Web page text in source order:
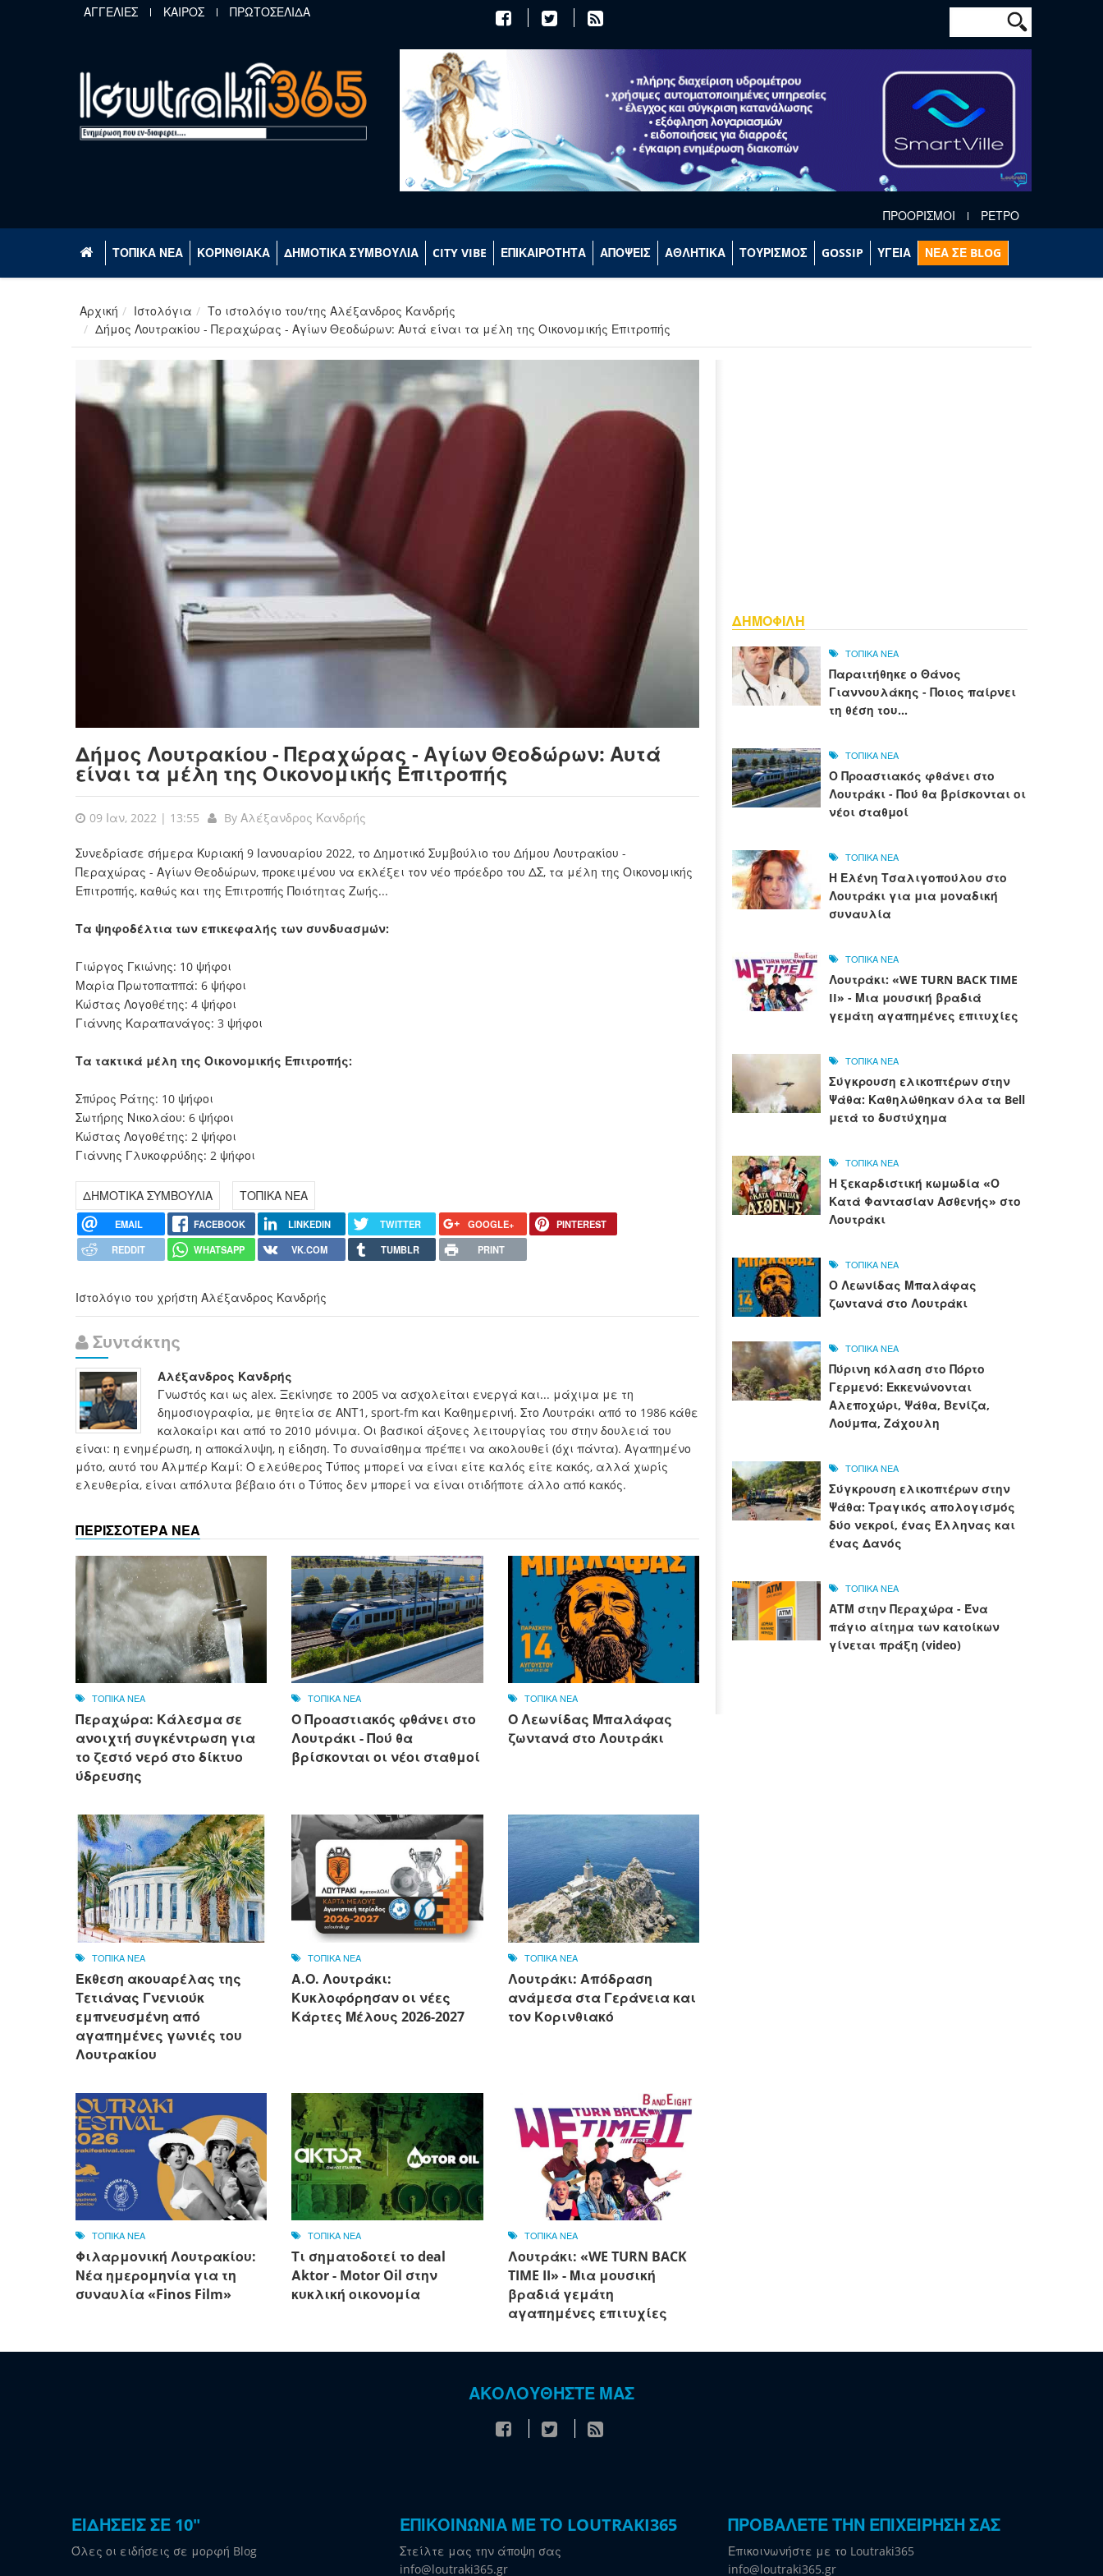
Παράκαμψη προς το κυρίως περιεχόμενο
ΑΓΓΕΛΙΕΣ ΚΑΙΡΟΣ ΠΡΩΤΟΣΕΛΙΔΑ Φόρμα
Αναζήτηση
ΠΡΟΟΡΙΣΜΟΙ ΡΕΤΡΟ
ΤΟΠΙΚΑ ΝΕΑ ΚΟΡΙΝΘΙΑΚΑ ΔΗΜΟΤΙΚΑ ΣΥΜΒΟΥΛΙΑ CITY VIBE ΕΠΙΚΑΙΡΟΤΗΤΑ ΑΠΟΨΕΙΣ ΑΘΛΗΤΙΚΑ ΤΟΥΡΙΣΜΟΣ GOSSIP ΥΓΕΙΑ ΝΕΑ ΣΕ BLOG
Αρχική Ιστολόγια
Το ιστολόγιο του/της Αλέξανδρος Κανδρής
Δήμος Λουτρακίου - Περαχώρας - Αγίων Θεοδώρων: Αυτά είναι τα μέλη της Οικονομικής Επιτροπής
Δήμος Λουτρακίου - Περαχώρας - Αγίων Θεοδώρων: Αυτά
είναι τα μέλη της Οικονομικής Επιτροπής
09 Ιαν, 2022 | 13:55 By Αλέξανδρος Κανδρής
Συνεδρίασε σήμερα Κυριακή 9 Ιανουαρίου 2022, το Δημοτικό Συμβούλιο του Δήμου Λουτρακίου -
Περαχώρας - Αγίων Θεοδώρων, προκειμένου να εκλέξει τον νέο πρόεδρο του ΔΣ, τα μέλη της Οικονομικής
Επιτροπής, καθώς και της Επιτροπής Ποιότητας Ζωής...
Τα ψηφοδέλτια των επικεφαλής των συνδυασμών:
Γιώργος Γκιώνης: 10 ψήφοι
Μαρία Πρωτοπαππά: 6 ψήφοι
Κώστας Λογοθέτης: 4 ψήφοι
Γιάννης Καραπανάγος: 3 ψήφοι
Τα τακτικά μέλη της Οικονομικής Επιτροπής:
Σπύρος Ράτης: 10 ψήφοι
Σωτήρης Νικολάου: 6 ψήφοι
Κώστας Λογοθέτης: 2 ψήφοι
Γιάννης Γλυκοφρύδης: 2 ψήφοι
ΔΗΜΟΤΙΚΑ ΣΥΜΒΟΥΛΙΑ ΤΟΠΙΚΑ ΝΕΑ
EMAIL FACEBOOK LINKEDIN TWITTER GOOGLE+
PINTEREST
REDDIT
WHATSAPP VK.COM TUMBLR PRINT
Ιστολόγιο του χρήστη Αλέξανδρος Κανδρής
Συντάκτης
Αλέξανδρος Κανδρής
Γνωστός και ως alex. Ξεκίνησε το 2005 να ασχολείται ενεργά και... μάχιμα με τη
δημοσιογραφία, με θητεία σε ΑΝΤ1, sport-fm και Καθημερινή. Στο Λουτράκι από το 1986 κάθε
καλοκαίρι και από το 2010 μόνιμα. Οι βασικοί άξονες λειτουργίας του στην δουλειά του
είναι: η ενημέρωση, η αποκάλυψη, η είδηση. Το συναίσθημα πρέπει να ακολουθεί (όχι πάντα). Αγαπημένο
μότο, αυτό του Αλμπέρ Καμί: Ο ελεύθερος Τύπος μπορεί να είναι είτε καλός είτε κακός, αλλά χωρίς
ελευθερία, είναι απόλυτα βέβαιο ότι ο Τύπος δεν μπορεί να είναι οτιδήποτε άλλο από κακός.
ΠΕΡΙΣΣΟΤΕΡΑ ΝΕΑ
ΤΟΠΙΚΑ ΝΕΑ
Περαχώρα: Κάλεσμα σε
ανοιχτή συγκέντρωση για
το ζεστό νερό στο δίκτυο
ύδρευσης
ΤΟΠΙΚΑ ΝΕΑ
Ο Προαστιακός φθάνει στο
Λουτράκι - Πού θα
βρίσκονται οι νέοι σταθμοί
ΤΟΠΙΚΑ ΝΕΑ
Ο Λεωνίδας Μπαλάφας
ζωντανά στο Λουτράκι
ΤΟΠΙΚΑ ΝΕΑ
Έκθεση ακουαρέλας της
Τετιάνας Γνενιούκ
εμπνευσμένη από
αγαπημένες γωνιές του
Λουτρακίου
ΤΟΠΙΚΑ ΝΕΑ
Α.Ο. Λουτράκι:
Κυκλοφόρησαν οι νέες
Κάρτες Μέλους 2026-2027
ΤΟΠΙΚΑ ΝΕΑ
Λουτράκι: Απόδραση
ανάμεσα στα Γεράνεια και
τον Κορινθιακό
ΤΟΠΙΚΑ ΝΕΑ
Φιλαρμονική Λουτρακίου:
Νέα ημερομηνία για τη
συναυλία «Finos Film»
ΤΟΠΙΚΑ ΝΕΑ
Τι σηματοδοτεί το deal
Αktor - Motor Oil στην
κυκλική οικονομία
ΤΟΠΙΚΑ ΝΕΑ
Λουτράκι: «WE TURN BACK
TIME II» - Μια μουσική
βραδιά γεμάτη
αγαπημένες επιτυχίες
ΔΗΜΟΦΙΛΗ
ΤΟΠΙΚΑ ΝΕΑ
Παραιτήθηκε ο Θάνος
Γιαννουλάκης - Ποιος παίρνει
τη θέση του...
ΤΟΠΙΚΑ ΝΕΑ
Ο Προαστιακός φθάνει στο
Λουτράκι - Πού θα βρίσκονται οι
νέοι σταθμοί
ΤΟΠΙΚΑ ΝΕΑ
Η Ελένη Τσαλιγοπούλου στο
Λουτράκι για μια μοναδική
συναυλία
ΤΟΠΙΚΑ ΝΕΑ
Λουτράκι: «WE TURN BACK TIME
II» - Μια μουσική βραδιά
γεμάτη αγαπημένες επιτυχίες
ΤΟΠΙΚΑ ΝΕΑ
Σύγκρουση ελικοπτέρων στην
Ψάθα: Καθηλώθηκαν όλα τα Bell
μετά το δυστύχημα
ΤΟΠΙΚΑ ΝΕΑ
Η ξεκαρδιστική κωμωδία «Ο
Κατά Φαντασίαν Ασθενής» στο
Λουτράκι
ΤΟΠΙΚΑ ΝΕΑ
Ο Λεωνίδας Μπαλάφας
ζωντανά στο Λουτράκι
ΤΟΠΙΚΑ ΝΕΑ
Πύρινη κόλαση στο Πόρτο
Γερμενό: Εκκενώνονται
Αλεποχώρι, Ψάθα, Βενίζα,
Λούμπα, Ζάχουλη
ΤΟΠΙΚΑ ΝΕΑ
Σύγκρουση ελικοπτέρων στην
Ψάθα: Τραγικός απολογισμός
δύο νεκροί, ένας Έλληνας και
ένας Δανός
ΤΟΠΙΚΑ ΝΕΑ
ΑΤΜ στην Περαχώρα - Ένα
πάγιο αίτημα των κατοίκων
γίνεται πράξη (video)
ΑΚΟΛΟΥΘΗΣΤΕ ΜΑΣ
ΕΙΔΗΣΕΙΣ ΣΕ 10"
Όλες οι ειδήσεις σε μορφή Blog
ΕΠΙΚΟΙΝΩΝΙΑ ΜΕ ΤΟ LOUTRAKI365
Στείλτε μας την άποψη σας
info@loutraki365.gr
ΠΡΟΒΑΛΕΤΕ ΤΗΝ ΕΠΙΧΕΙΡΗΣΗ ΣΑΣ
Επικοινωνήστε με το Loutraki365
info@loutraki365.gr